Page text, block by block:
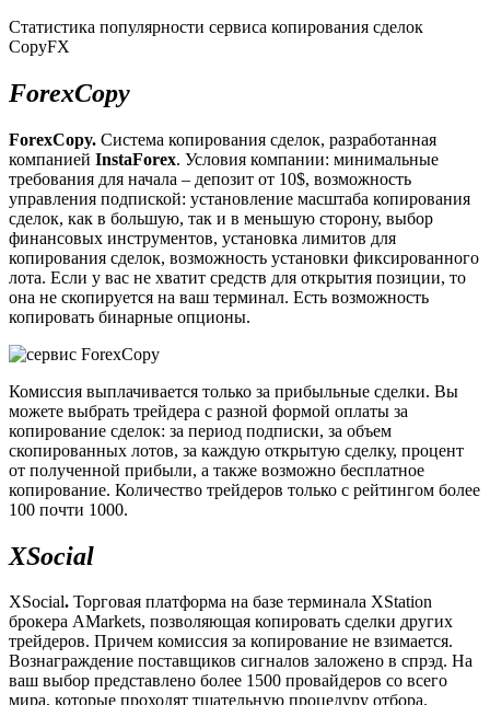
Статистика популярности сервиса копирования сделок
CopyFX
ForexCopy
ForexCopy. Система копирования сделок, разработанная
компанией InstaForex. Условия компании: минимальные
требования для начала – депозит от 10$, возможность
управления подпиской: установление масштаба копирования
сделок, как в большую, так и в меньшую сторону, выбор
финансовых инструментов, установка лимитов для
копирования сделок, возможность установки фиксированного
лота. Если у вас не хватит средств для открытия позиции, то
она не скопируется на ваш терминал. Есть возможность
копировать бинарные опционы.
Комиссия выплачивается только за прибыльные сделки. Вы
можете выбрать трейдера с разной формой оплаты за
копирование сделок: за период подписки, за объем
скопированных лотов, за каждую открытую сделку, процент
от полученной прибыли, а также возможно бесплатное
копирование. Количество трейдеров только с рейтингом более
100 почти 1000.
XSocial
XSocial. Торговая платформа на базе терминала XStation
брокера AMarkets, позволяющая копировать сделки других
трейдеров. Причем комиссия за копирование не взимается.
Вознаграждение поставщиков сигналов заложено в спрэд. На
ваш выбор представлено более 1500 провайдеров со всего
мира, которые проходят тщательную процедуру отбора.